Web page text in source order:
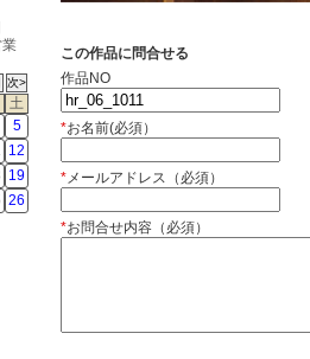
業
土
5
12
19
26
この作品に問合せる
作品NO
*お名前(必須）
*メールアドレス（必須）
*お問合せ内容（必須）